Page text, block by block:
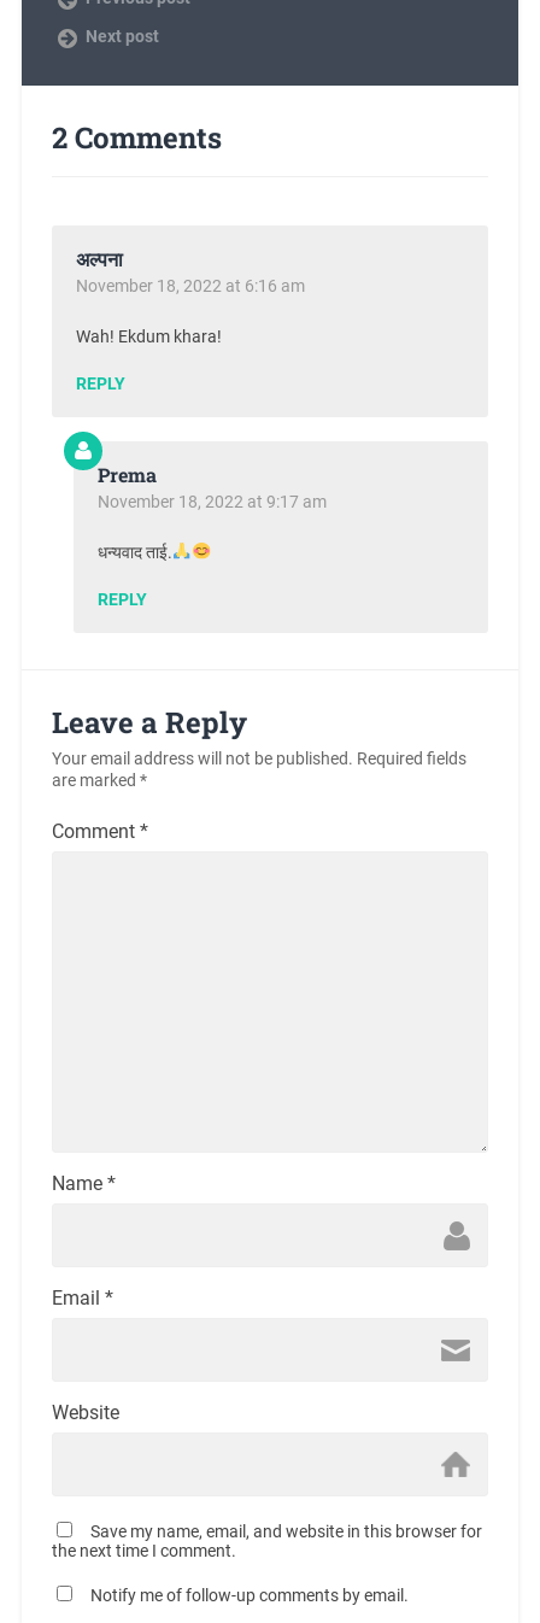
Next post
2 Comments
अल्पना
November 18, 2022 at 6:16 am
Wah! Ekdum khara!
REPLY
Prema
November 18, 2022 at 9:17 am
धन्यवाद ताई.
REPLY
Leave a Reply
Your email address will not be published. Required fields
are marked *
Comment *
Name *
Email *
Website
Save my name, email, and website in this browser for
the next time I comment.
Notify me of follow-up comments by email.